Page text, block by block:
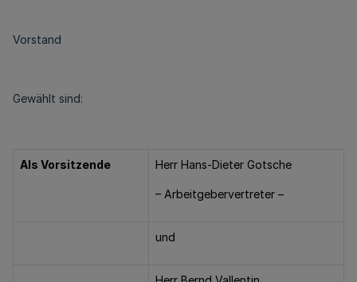
Vorstand
Gewählt sind:
Als Vorsitzende Herr Hans-Dieter Gotsche
– Arbeitgebervertreter –
und